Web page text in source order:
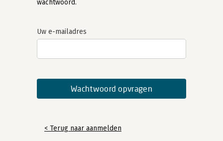
wachtwoord.
Uw e-mailadres
< Terug naar aanmelden